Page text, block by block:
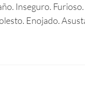
Inseguro.
Enojado.